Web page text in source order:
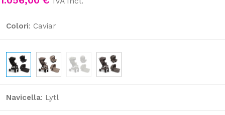
Colori: Caviar
Navicella: Lytl